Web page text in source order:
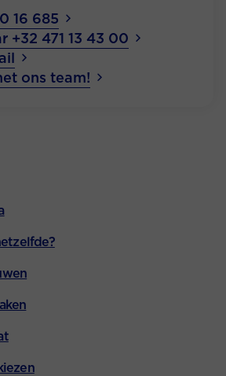
16 685
+32 471 13 43 00
ons team!